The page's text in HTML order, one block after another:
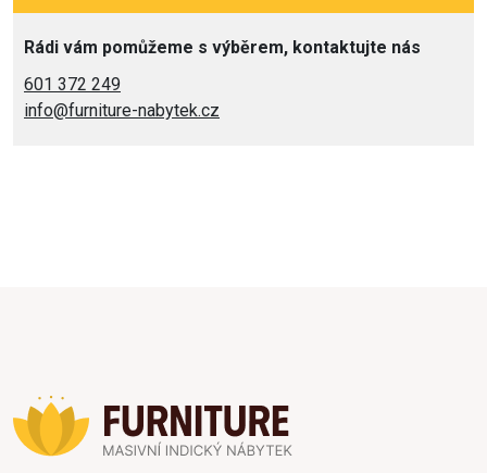
Rádi vám pomůžeme s výběrem, kontaktujte nás
601 372 249
info@furniture-nabytek.cz